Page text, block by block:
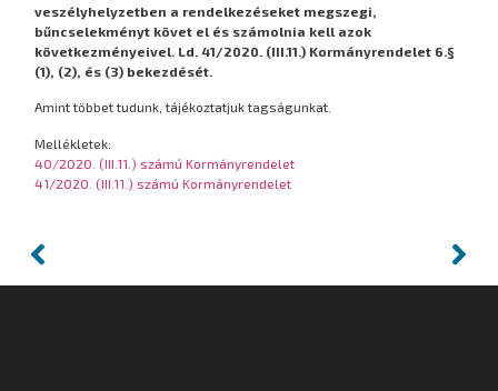
veszélyhelyzetben a rendelkezéseket megszegi,
bűncselekményt követ el és számolnia kell azok
következményeivel. Ld. 41/2020. (III.11.) Kormányrendelet 6.§
(1), (2), és (3) bekezdését.
Amint többet tudunk, tájékoztatjuk tagságunkat.
Mellékletek:
40/2020. (III.11.) számú Kormányrendelet
41/2020. (III.11.) számú Kormányrendelet